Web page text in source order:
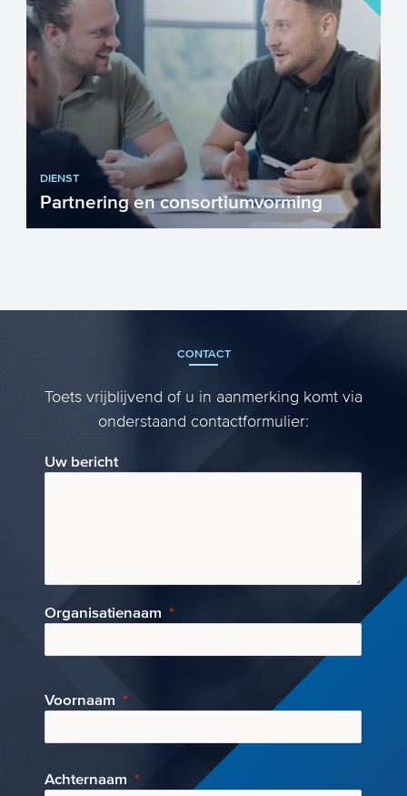
DIENST
Partnering en consortiumvorming
CONTACT
Toets vrijblijvend of u in aanmerking komt via
onderstaand contactformulier:
Uw bericht
Organisatienaam
Voornaam
Achternaam